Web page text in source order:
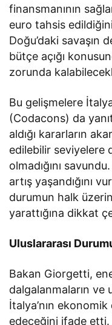
finansmanının
euro tahsis
Doğu’daki savaşın
bütçe açığı
zorunda
Bu gelişmelere
(Codacons) da
aldığı kararların
edilebilir seviyelere
olmadığını
artış yaşandığını
durumun halk
yarattığına dikkat
Uluslararası
Bakan Giorgetti,
dalgalanmaların ve
İtalya’nın
edeceğini ifade etti.